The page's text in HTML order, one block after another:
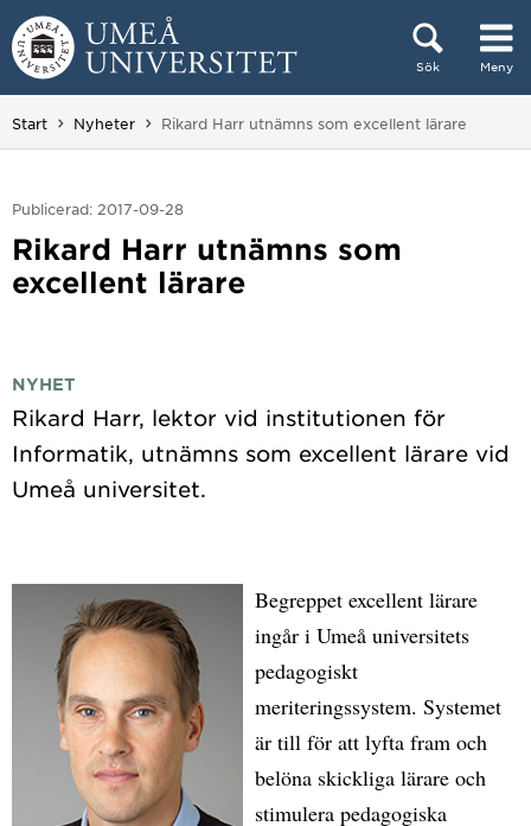
Hoppa direkt till innehållet
Sök Meny
Huvudmenyn dold.
Start Nyheter Du är här:
Rikard Harr utnämns som excellent lärare
Publicerad: 2017-09-28
Rikard Harr utnämns som
excellent lärare
NYHET
Rikard Harr, lektor vid institutionen för
Informatik, utnämns som excellent lärare vid
Begreppet excellent lärare
ingår i Umeå universitets
pedagogiskt
meriteringssystem. Systemet
är till för att lyfta fram och
belöna skickliga lärare och
stimulera pedagogiska